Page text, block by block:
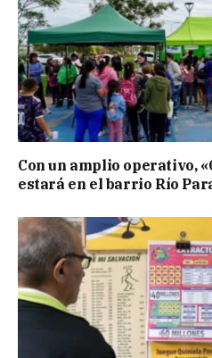
Con un amplio operativo,
estará en el barrio Río